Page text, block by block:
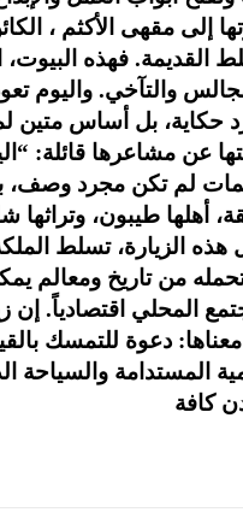
إلى مقهى الأكثم ،
القديمة. فهذه
والتآخي. واليوم
حكاية، بل أساس متين
عن مشاعرها قائلة:
لم تكن مجرد وصف،
أهلها طيبون، وتراثها
هذه الزيارة، تسلط
من تاريخ ومعالم
المحلي اقتصادياً.
دعوة للتمسك
المستدامة
كافة